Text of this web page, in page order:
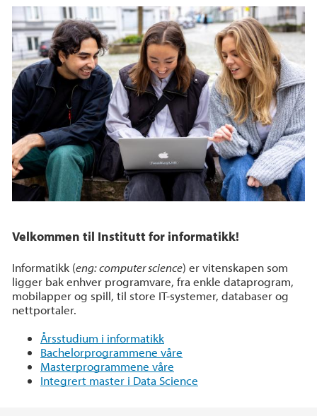
Velkommen til Institutt for informatikk!
Informatikk (eng: computer science) er vitenskapen som
ligger bak enhver programvare, fra enkle dataprogram,
mobilapper og spill, til store IT-systemer, databaser og
nettportaler.
Årsstudium i informatikk
Bachelorprogrammene våre
Masterprogrammene våre
Integrert master i Data Science